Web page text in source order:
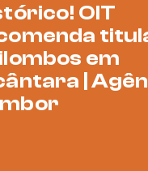
OIT
em
|